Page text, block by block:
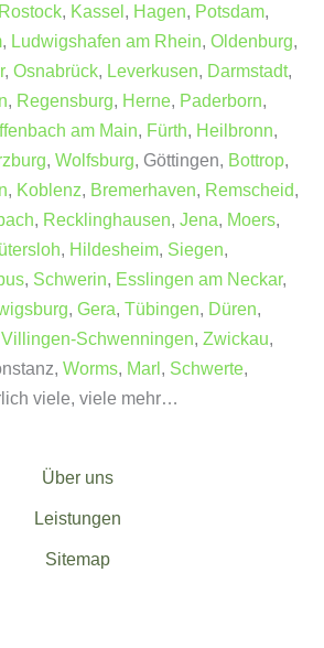
Rostock, Kassel , Hagen, Potsdam,
, Ludwigshafen am Rhein, Oldenburg,
, Osnabrück, Leverkusen, Darmstadt,
, Regensburg, Herne, Paderborn,
am Main, Fürth, Heilbronn,
, Wolfsburg, Göttingen, Bottrop,
, Koblenz, Bremerhaven, Remscheid,
, Recklinghausen, Jena, Moers,
, Hildesheim, Siegen,
, Schwerin, Esslingen am Neckar,
, Gera, Tübingen, Düren,
Villingen-Schwenningen, Zwickau,
Worms, Marl , Schwerte,
viele, viele mehr…
Über uns
Leistungen
Sitemap